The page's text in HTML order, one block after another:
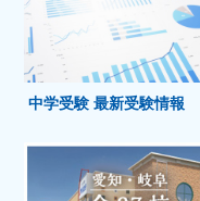
中学受験 最新受験情報